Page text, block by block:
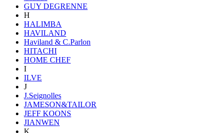
GUY DEGRENNE
H
HALIMBA
HAVILAND
Haviland & C.Parlon
HITACHI
HOME CHEF
I
ILVE
J
J.Seignolles
JAMESON&TAILOR
JEFF KOONS
JIANWEN
K